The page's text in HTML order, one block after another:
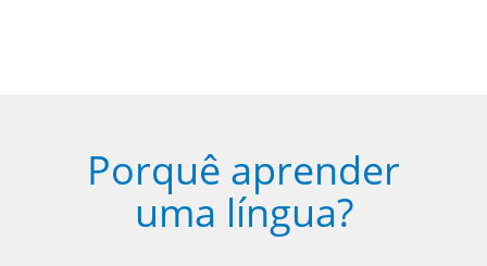
Porquê aprender
uma língua?